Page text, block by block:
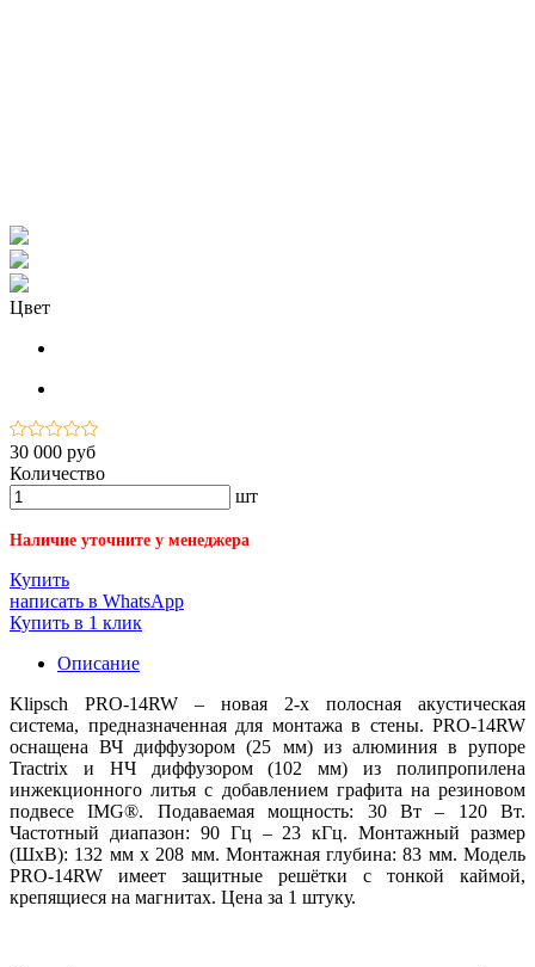
Цвет
30 000 руб
Количество
шт
Наличие уточните у менеджера
Купить
написать в WhatsApp
Купить в 1 клик
Описание
Klipsch PRO-14RW – новая 2-х полосная акустическая
система, предназначенная для монтажа в стены. PRO-14RW
оснащена ВЧ диффузором (25 мм) из алюминия в рупоре
Tractrix и НЧ диффузором (102 мм) из полипропилена
инжекционного литья с добавлением графита на резиновом
подвесе IMG®. Подаваемая мощность: 30 Вт – 120 Вт.
Частотный диапазон: 90 Гц – 23 кГц. Монтажный размер
(ШхВ): 132 мм х 208 мм. Монтажная глубина: 83 мм. Модель
PRO-14RW имеет защитные решётки с тонкой каймой,
крепящиеся на магнитах. Цена за 1 штуку.